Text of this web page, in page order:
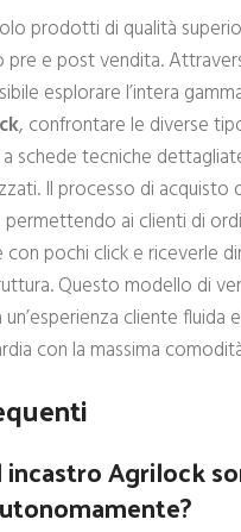
prodotti di qualità
e post vendita.
esplorare l’intera
, confrontare le diverse
schede tecniche
Il processo di acquisto
ai clienti di
con pochi click e riceverle
Questo modello di
cliente fluida
con la massima
incastro Agrilock